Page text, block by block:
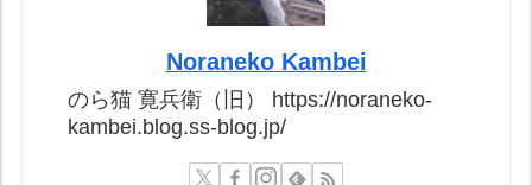
Noraneko Kambei
のら猫 寛兵衛（旧） https://noraneko-
kambei.blog.ss-blog.jp/